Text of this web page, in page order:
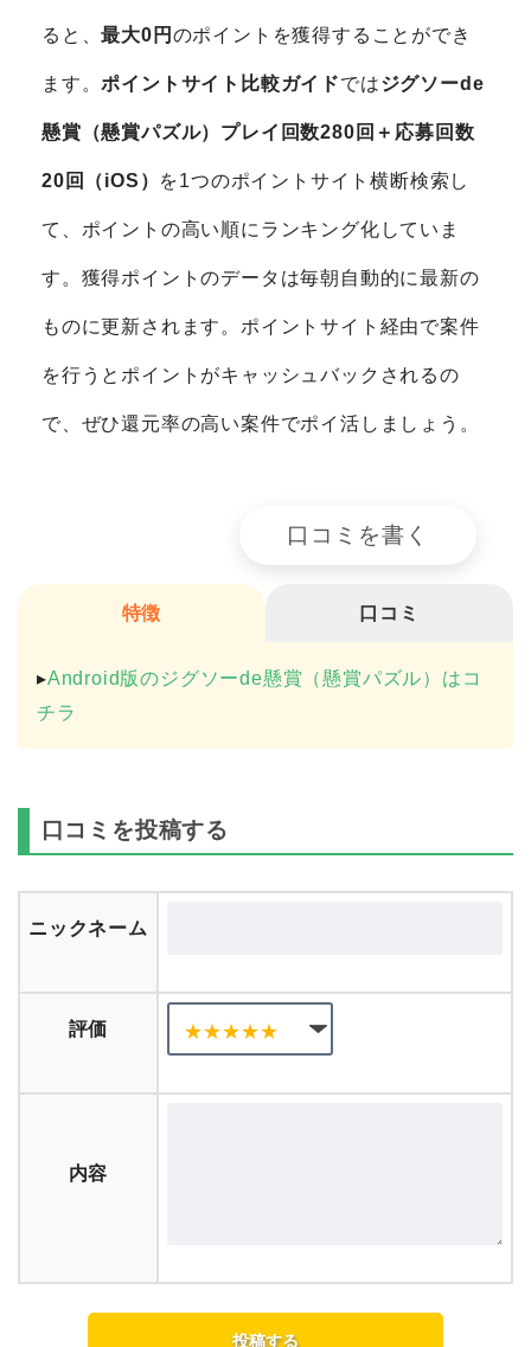
ると、最大0円 のポイントを獲得することができ
ます。ポイントサイト比較ガイドではジグソーde
懸賞（懸賞パズル）プレイ回数280回＋応募回数
20回（iOS） を1つのポイントサイト横断検索し
て、ポイントの高い順にランキング化していま
す。獲得ポイントのデータは毎朝自動的に最新の
ものに更新されます。ポイントサイト経由で案件
を行うとポイントがキャッシュバックされるの
で、ぜひ還元率の高い案件でポイ活しましょう。
口コミを書く
特徴 口コミ
▸Android版のジグソーde懸賞（懸賞パズル）はコ
チラ
口コミを投稿する
ニックネーム
評価
内容